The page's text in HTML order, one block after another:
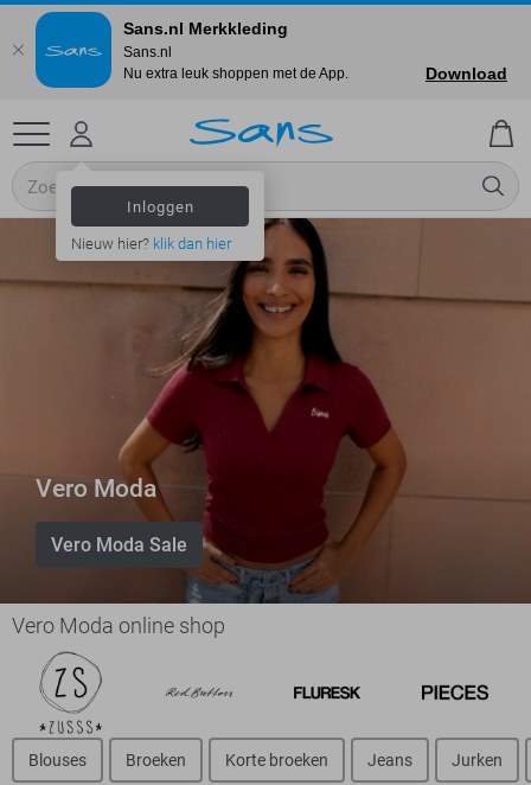
Inloggen
Nieuw hier? klik dan hier
Vero Moda
Vero Moda Sale
Vero Moda online shop
Blouses Broeken Korte broeken Jeans Jurken
Sans.nl Merkkleding
Sans.nl
Nu extra leuk shoppen met de App.
Download